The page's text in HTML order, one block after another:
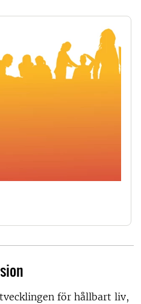
för hållbart liv,